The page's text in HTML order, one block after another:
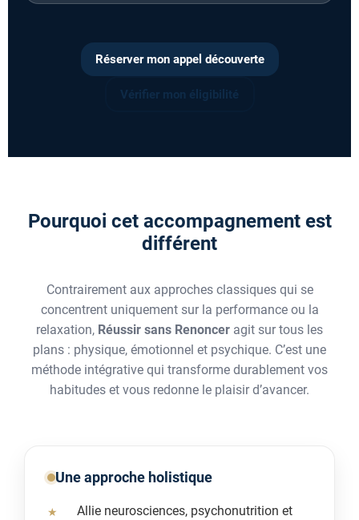
Réserver mon appel découverte
Vérifier mon éligibilité
Pourquoi cet accompagnement est
différent
Contrairement aux approches classiques qui se
concentrent uniquement sur la performance ou la
relaxation, Réussir sans Renoncer agit sur tous les
plans : physique, émotionnel et psychique. C’est une
méthode intégrative qui transforme durablement vos
habitudes et vous redonne le plaisir d’avancer.
Une approche holistique
Allie neurosciences, psychonutrition et